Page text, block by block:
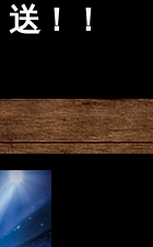
送！！